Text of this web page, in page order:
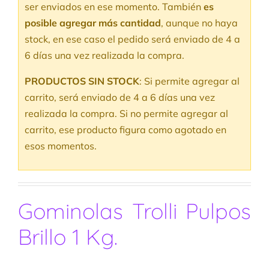
ser enviados en ese momento. También es
posible agregar más cantidad, aunque no haya
stock, en ese caso el pedido será enviado de 4 a
6 días una vez realizada la compra.
PRODUCTOS SIN STOCK: Si permite agregar al
carrito, será enviado de 4 a 6 días una vez
realizada la compra. Si no permite agregar al
carrito, ese producto figura como agotado en
esos momentos.
Gominolas Trolli Pulpos
Brillo 1 Kg.